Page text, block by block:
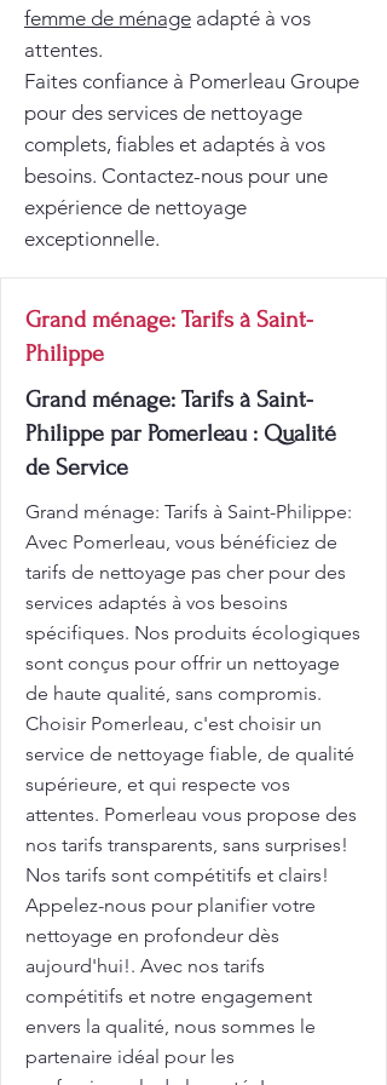
femme de ménage adapté à vos
attentes.
Faites confiance à Pomerleau Groupe
pour des services de nettoyage
complets, fiables et adaptés à vos
besoins. Contactez-nous pour une
expérience de nettoyage
exceptionnelle.
Grand ménage: Tarifs à Saint-
Philippe
Grand ménage: Tarifs à Saint-
Philippe par Pomerleau : Qualité
de Service
Grand ménage: Tarifs à Saint-Philippe:
Avec Pomerleau, vous bénéficiez de
tarifs de nettoyage pas cher pour des
services adaptés à vos besoins
spécifiques. Nos produits écologiques
sont conçus pour offrir un nettoyage
de haute qualité, sans compromis.
Choisir Pomerleau, c'est choisir un
service de nettoyage fiable, de qualité
supérieure, et qui respecte vos
attentes. Pomerleau vous propose des
nos tarifs transparents, sans surprises!
Nos tarifs sont compétitifs et clairs!
Appelez-nous pour planifier votre
nettoyage en profondeur dès
aujourd'hui!. Avec nos tarifs
compétitifs et notre engagement
envers la qualité, nous sommes le
partenaire idéal pour les